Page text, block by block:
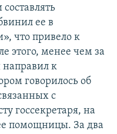
ее в
что привело к
этого, менее чем за
к
говорилось об
с
госсекретаря, на
помощницы. За два